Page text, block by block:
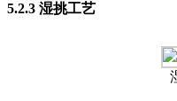
5.2.3 湿挑工艺